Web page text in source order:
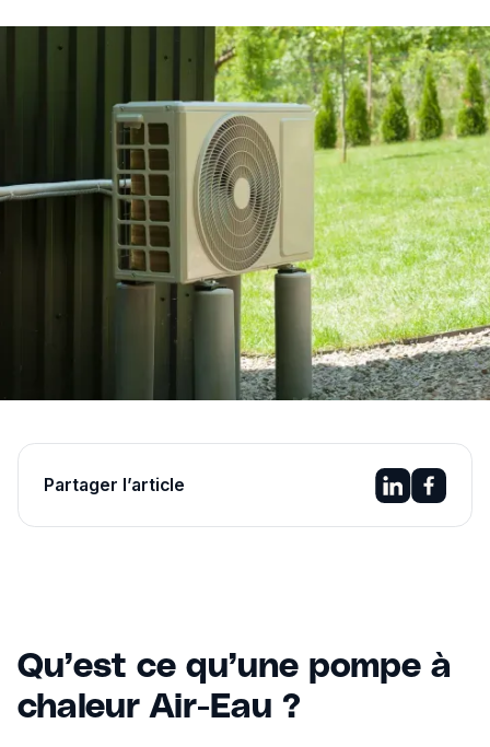
Partager l’article
Qu’est ce qu’une pompe à
chaleur Air-Eau ?